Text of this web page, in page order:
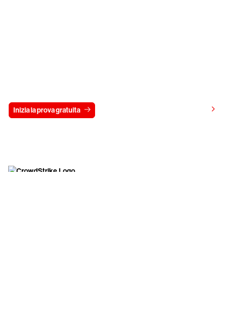
Inizia la prova gratuita